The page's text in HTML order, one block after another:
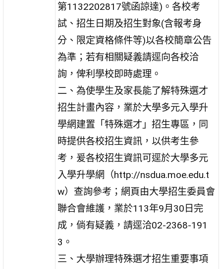
第1132202817號函諒達)。各校考
試、招生日期及招生對象(含報考身
分、限定資格條件等)以各校簡章公告
為準；若有相關疑義請逕向各校洽
詢，俾利學校即時處理。
二、為使學生及家長能了解特殊選才
招生計畫內容，業於大學多元入學升
學網建置「特殊選才」招生專區，同
時提供各校招生資訊，以供考生參
考，爰各校招生資訊可逕於大學多元
入學升學網（http://nsdua.moe.edu.t
w）查詢參考；網頁由大學招生委員會
聯合會維護，業於113年9月30日完
成，倘有疑義，請逕洽02-2368-191
3。
三、大學辦理特殊選才招生重要事項